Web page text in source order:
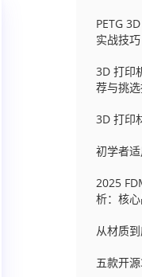
PETG
实战技巧
3D 打印
荐与挑
3D 打印
初学者
2025
析：核
从材质
五款开